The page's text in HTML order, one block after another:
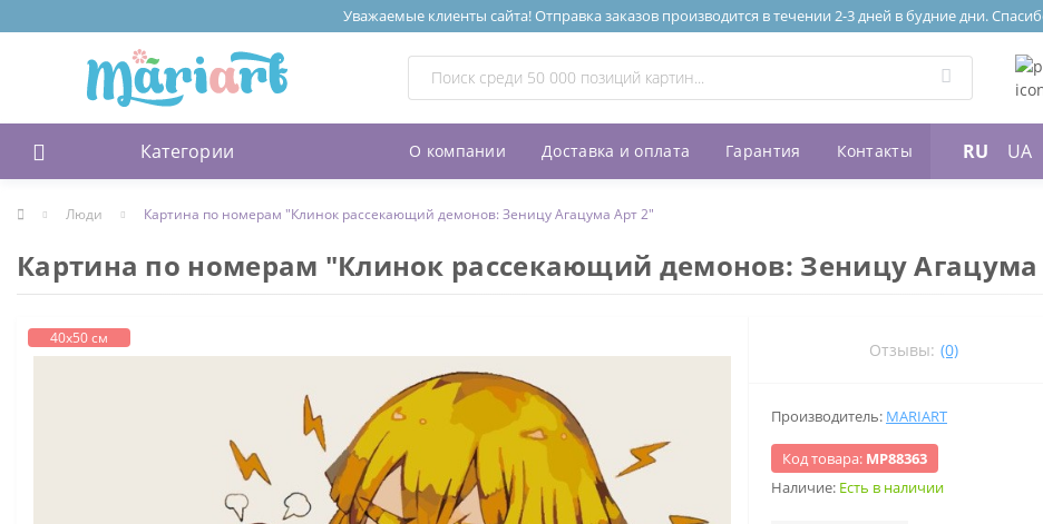
Уважаемые клиенты сайта! Отправка заказов производится в течении 2-3 дней в будние дни.
Категории О компании Доставка и оплата Гарантия Контакты RU UA
Люди Картина по номерам "Клинок рассекающий демонов: Зеницу Агацума Арт 2"
Картина по номерам "Клинок рассекающий демонов: Зеницу Агацума
40х50 см
Отзывы: (0)
Производитель: MARIART
Код товара: МР88363
Наличие: Есть в наличии